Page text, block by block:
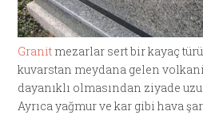
Granit mezarlar sert bir kayaç
kuvarstan meydana gelen
dayanıklı olmasından ziyade
Ayrıca yağmur ve kar gibi hava